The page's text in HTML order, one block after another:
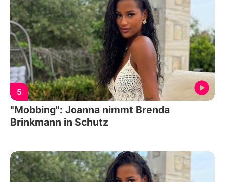
5
"Mobbing": Joanna nimmt Brenda
Brinkmann in Schutz